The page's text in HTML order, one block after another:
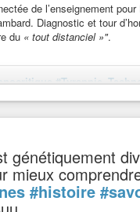
Film documentaire 2021 -
Technologie,
de l’enseignement
Diagnostic et tour
du « tout distanciel »".
et Olivia Chambard,
génétiquement
mieux
#histoire